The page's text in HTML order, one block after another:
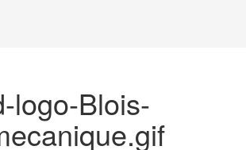
logo-Blois-